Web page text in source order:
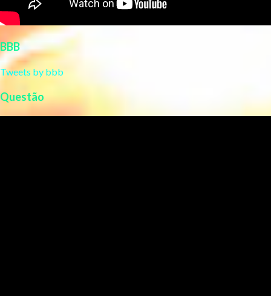
BBB
Tweets by bbb
Questão